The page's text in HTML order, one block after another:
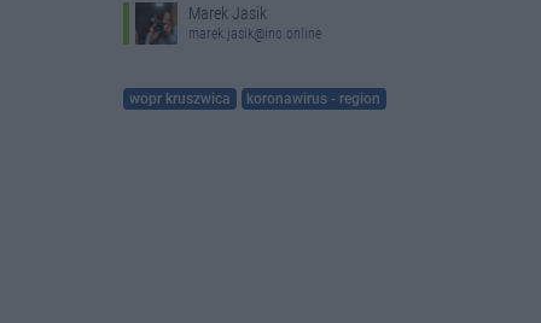
Marek Jasik
marek.jasik@ino.online
wopr kruszwica koronawirus - region